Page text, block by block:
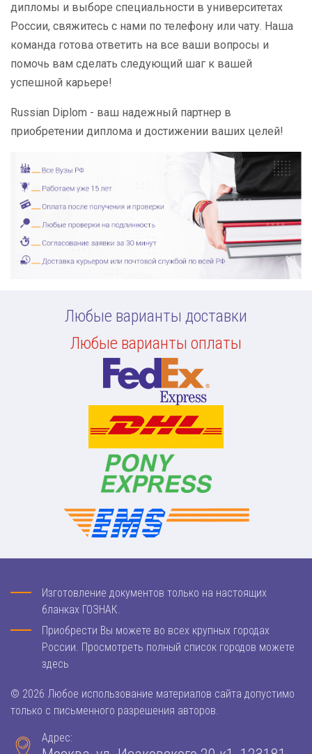
дипломы и выборе специальности в университетах
России, свяжитесь с нами по телефону или чату. Наша
команда готова ответить на все ваши вопросы и
помочь вам сделать следующий шаг к вашей
успешной карьере!
Russian Diplom - ваш надежный партнер в
приобретении диплома и достижении ваших целей!
Любые варианты доставки
Любые варианты оплаты
Изготовление документов только на настоящих
бланках ГОЗНАК.
Приобрести Вы можете во всех крупных городах
России. Просмотреть полный список городов можете
здесь
© 2026 Любое использование материалов сайта допустимо
только с письменного разрешения авторов.
Адрес: